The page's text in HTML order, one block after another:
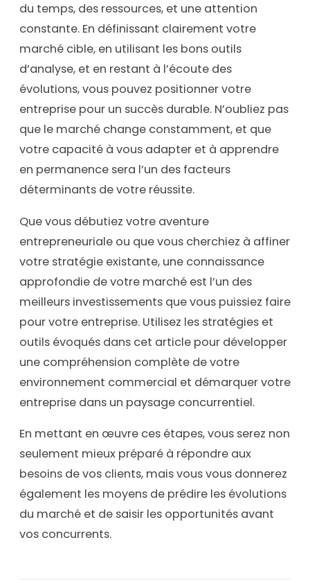
du temps, des ressources, et une attention
constante. En définissant clairement votre
marché cible, en utilisant les bons outils
d’analyse, et en restant à l’écoute des
évolutions, vous pouvez positionner votre
entreprise pour un succès durable. N’oubliez pas
que le marché change constamment, et que
votre capacité à vous adapter et à apprendre
en permanence sera l’un des facteurs
déterminants de votre réussite.
Que vous débutiez votre aventure
entrepreneuriale ou que vous cherchiez à affiner
votre stratégie existante, une connaissance
approfondie de votre marché est l’un des
meilleurs investissements que vous puissiez faire
pour votre entreprise. Utilisez les stratégies et
outils évoqués dans cet article pour développer
une compréhension complète de votre
environnement commercial et démarquer votre
entreprise dans un paysage concurrentiel.
En mettant en œuvre ces étapes, vous serez non
seulement mieux préparé à répondre aux
besoins de vos clients, mais vous vous donnerez
également les moyens de prédire les évolutions
du marché et de saisir les opportunités avant
vos concurrents.